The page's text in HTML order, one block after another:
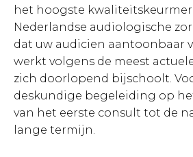
het hoogste
Nederlandse audiologische
dat uw audicien aantoonbaar
werkt volgens de meest
zich doorlopend bijschoolt.
deskundige begeleiding op
van het eerste consult tot de
lange termijn.